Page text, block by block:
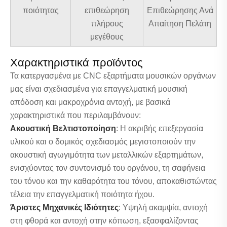
ποιότητας
επιθεώρηση
πλήρους
μεγέθους
Επιθεώρησης Ανά
Απαίτηση Πελάτη
Χαρακτηριστικά προϊόντος
Τα κατεργασμένα με CNC εξαρτήματα μουσικών οργάνων
μας είναι σχεδιασμένα για επαγγελματική μουσική
απόδοση και μακροχρόνια αντοχή, με βασικά
χαρακτηριστικά που περιλαμβάνουν:
Ακουστική Βελτιστοποίηση: Η ακριβής επεξεργασία
υλικού και ο δομικός σχεδιασμός μεγιστοποιούν την
ακουστική αγωγιμότητα των μεταλλικών εξαρτημάτων,
ενισχύοντας τον συντονισμό του οργάνου, τη σαφήνεια
του τόνου και την καθαρότητα του τόνου, αποκαθιστώντας
τέλεια την επαγγελματική ποιότητα ήχου.
Άριστες Μηχανικές Ιδιότητες: Υψηλή ακαμψία, αντοχή
στη φθορά και αντοχή στην κόπωση, εξασφαλίζοντας